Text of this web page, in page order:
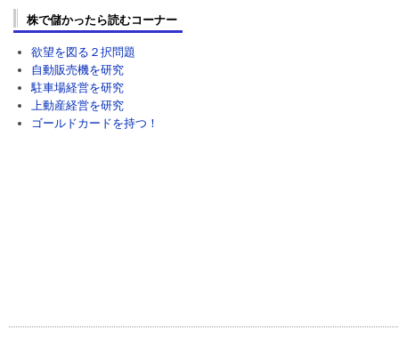
株で儲かったら読むコーナー
欲望を図る２択問題
自動販売機を研究
駐車場経営を研究
上動産経営を研究
ゴールドカードを持つ！